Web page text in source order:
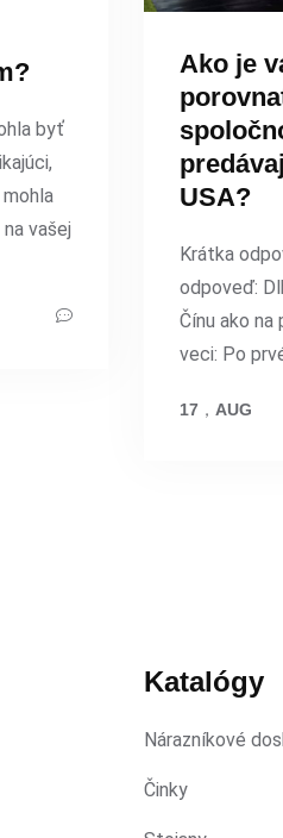
byť
vašej
Ako je
USA?
Krátka
odpoveď:
Čínu ako
veci: Po
17， AUG
Katalógy
Nárazníkové
Činky